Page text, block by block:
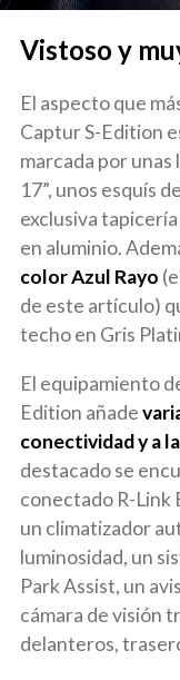
Vistoso y
El aspecto que
Captur S-Edition
marcada por unas
17”, unos esquís
exclusiva
en aluminio.
color Azul Rayo
de este artículo)
techo en Gris
El equipamiento
Edition añade
conectividad y a
destacado se
conectado R-Link
un climatizador
luminosidad, un
Park Assist, un
cámara de visión
delanteros,